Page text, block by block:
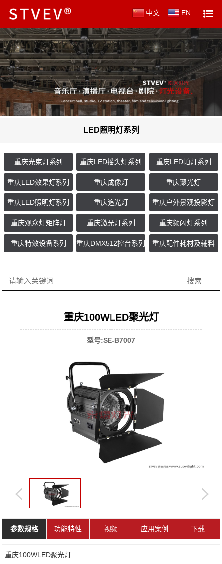
中文 EN
LED照明灯系列
重庆光束灯系列 重庆LED摇头灯系列 重庆LED帕灯系列
重庆LED效果灯系列 重庆成像灯 重庆聚光灯
重庆LED照明灯系列 重庆追光灯 重庆户外景观投影灯
重庆观众灯矩阵灯 重庆激光灯系列 重庆频闪灯系列
重庆特效设备系列 重庆DMX512控台系列 重庆配件耗材及辅料
重庆100WLED聚光灯
型号:SE-B7007
参数规格 功能特性 视频 应用案例 下载
重庆100WLED聚光灯